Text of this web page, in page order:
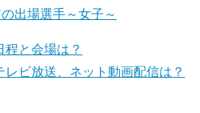
出場選手～女子～
と会場は？
ビ放送、ネット動画配信は？